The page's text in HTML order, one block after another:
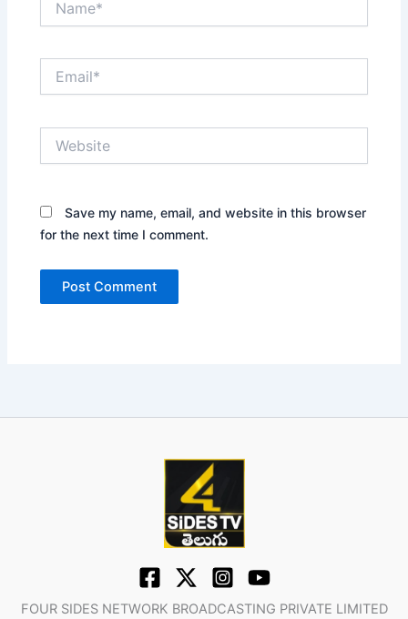
Save my name, email, and website in this browser
for the next time I comment.
FOUR SIDES NETWORK BROADCASTING PRIVATE LIMITED